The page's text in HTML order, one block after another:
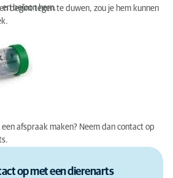
beloon hem.
begint tegen te duwen, zou je hem kunnen
afspraak maken? Neem dan contact op
op met een dierenarts